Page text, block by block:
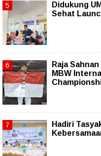
Didukung
Sehat
Raja
MBW
Hadiri